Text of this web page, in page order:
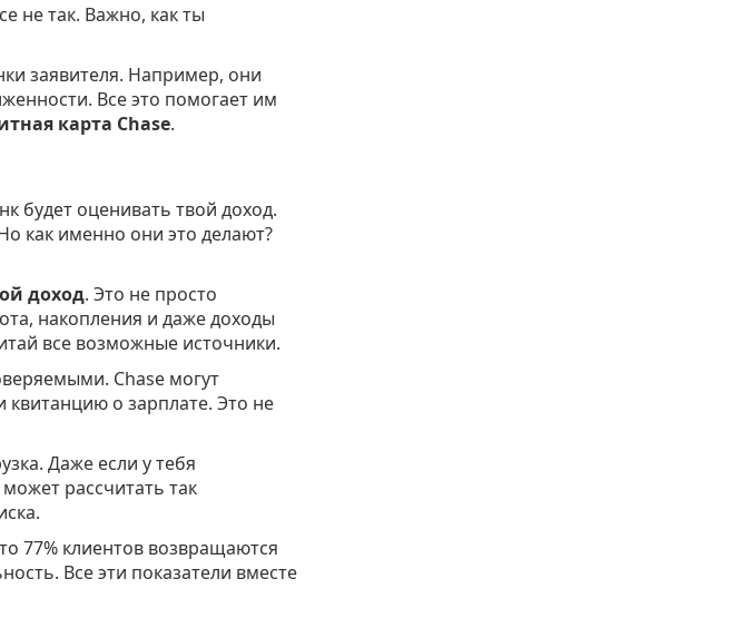
не так. Важно, как ты
заявителя. Например, они
Все это помогает им
карта Chase.
будет оценивать твой доход.
как именно они это делают?
доход. Это не просто
накопления и даже доходы
все возможные источники.
Chase могут
о зарплате. Это не
Даже если у тебя
рассчитать так
77% клиентов возвращаются
Все эти показатели вместе